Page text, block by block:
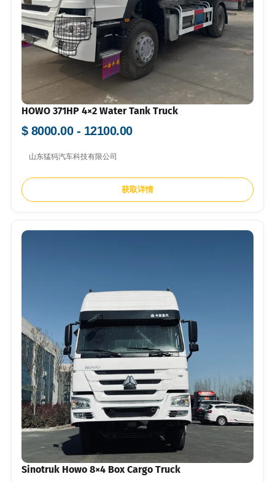
HOWO 371HP 4×2 Water Tank Truck
$ 8000.00 - 12100.00
山东猛犸汽车科技有限公司
获取详情
Sinotruk Howo 8×4 Box Cargo Truck